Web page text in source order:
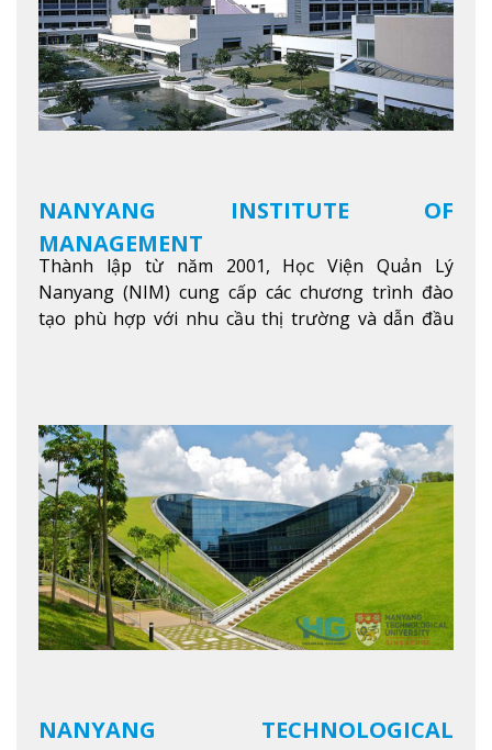
NANYANG INSTITUTE OF
MANAGEMENT
Thành lập từ năm 2001, Học Viện Quản Lý
Nanyang (NIM) cung cấp các chương trình đào
tạo phù hợp với nhu cầu thị trường và dẫn đầu
học tập và nghiên cứu chất lượng nhằm nâng cao
kỹ năng, kiến thức và năng lực của sinh viên và các
đối tác của trườngXem thêm
NANYANG TECHNOLOGICAL